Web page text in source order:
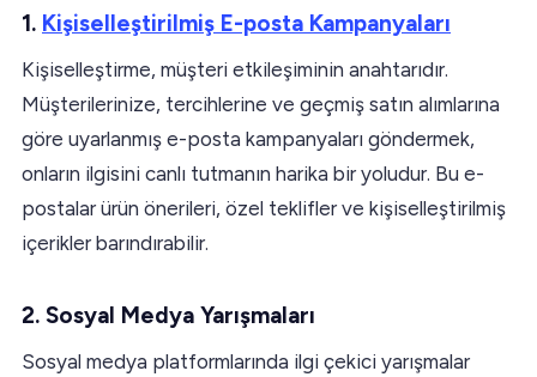
1. Kişiselleştirilmiş E-posta Kampanyaları
Kişiselleştirme, müşteri etkileşiminin anahtarıdır.
Müşterilerinize, tercihlerine ve geçmiş satın alımlarına
göre uyarlanmış e-posta kampanyaları göndermek,
onların ilgisini canlı tutmanın harika bir yoludur. Bu e-
postalar ürün önerileri, özel teklifler ve kişiselleştirilmiş
içerikler barındırabilir.
2. Sosyal Medya Yarışmaları
Sosyal medya platformlarında ilgi çekici yarışmalar